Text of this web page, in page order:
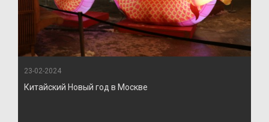
23-02-2024
Китайский Новый год в Москве